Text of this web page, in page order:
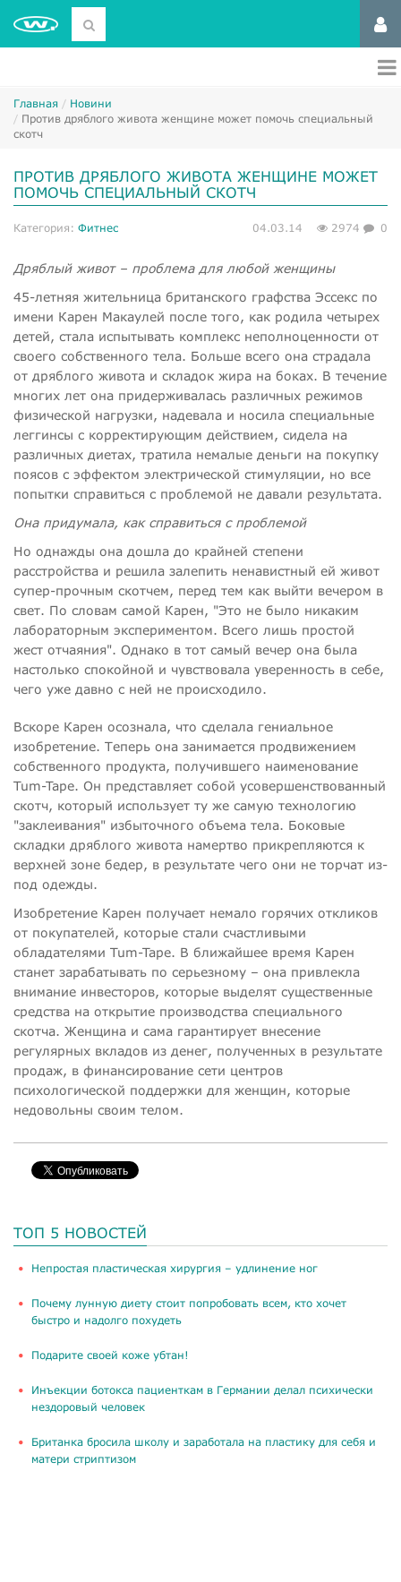
Главная
Новини
​Против дряблого живота женщине может помочь специальный
скотч
​ПРОТИВ ДРЯБЛОГО ЖИВОТА ЖЕНЩИНЕ МОЖЕТ
ПОМОЧЬ СПЕЦИАЛЬНЫЙ СКОТЧ
Категория: Фитнес 04.03.14 2974 0
Дряблый живот – проблема для любой женщины
45-летняя жительница британского графства Эссекс по
имени Карен Макаулей после того, как родила четырех
детей, стала испытывать комплекс неполноценности от
своего собственного тела. Больше всего она страдала
от дряблого живота и складок жира на боках. В течение
многих лет она придерживалась различных режимов
физической нагрузки, надевала и носила специальные
леггинсы с корректирующим действием, сидела на
различных диетах, тратила немалые деньги на покупку
поясов с эффектом электрической стимуляции, но все
попытки справиться с проблемой не давали результата.
Она придумала, как справиться с проблемой
Но однажды она дошла до крайней степени
расстройства и решила залепить ненавистный ей живот
супер-прочным скотчем, перед тем как выйти вечером в
свет. По словам самой Карен, "Это не было никаким
лабораторным экспериментом. Всего лишь простой
жест отчаяния". Однако в тот самый вечер она была
настолько спокойной и чувствовала уверенность в себе,
чего уже давно с ней не происходило.
Вскоре Карен осознала, что сделала гениальное
изобретение. Теперь она занимается продвижением
собственного продукта, получившего наименование
Tum-Tape. Он представляет собой усовершенствованный
скотч, который использует ту же самую технологию
"заклеивания" избыточного объема тела. Боковые
складки дряблого живота намертво прикрепляются к
верхней зоне бедер, в результате чего они не торчат из-
под одежды.
Изобретение Карен получает немало горячих откликов
от покупателей, которые стали счастливыми
обладателями Tum-Tape. В ближайшее время Карен
станет зарабатывать по серьезному – она привлекла
внимание инвесторов, которые выделят существенные
средства на открытие производства специального
скотча. Женщина и сама гарантирует внесение
регулярных вкладов из денег, полученных в результате
продаж, в финансирование сети центров
психологической поддержки для женщин, которые
недовольны своим телом.
ТОП 5 НОВОСТЕЙ
​Непростая пластическая хирургия – удлинение ног
Почему лунную диету стоит попробовать всем, кто хочет
быстро и надолго похудеть
Подарите своей коже убтан!
Инъекции ботокса пациенткам в Германии делал психически
нездоровый человек
Британка бросила школу и заработала на пластику для себя и
матери стриптизом